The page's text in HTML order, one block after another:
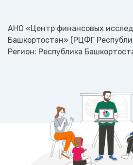
АНО «Центр финансовых
Башкортостан» (РЦФГ
Регион: Республика